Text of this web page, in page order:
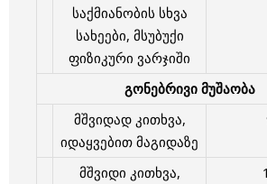
საქმიანობის სხვა
სახეები, მსუბუქი
ფიზიკური ვარჯიში
გონებრივი მუშაობა
მშვიდად კითხვა,
იდაყვებით მაგიდაზე
მშვიდი კითხვა,